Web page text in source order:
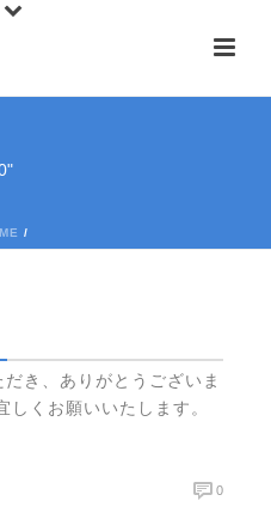
/
き、ありがとうございま
しくお願いいたします。
0